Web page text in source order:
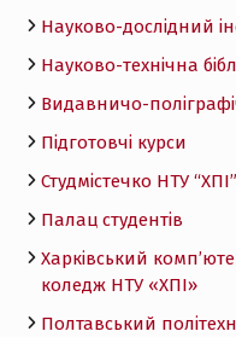
Науково-дослідний
Науково-технічна
Видавничо-
Підготовчі курси
Студмістечко НТУ “ХПІ”
Палац студентів
Харківський
коледж НТУ «ХПI»
Полтавський